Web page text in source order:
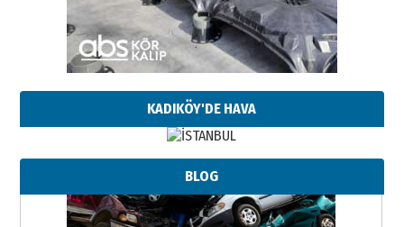
KADIKÖY'DE HAVA
BLOG